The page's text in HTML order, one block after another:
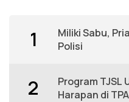
1
Miliki Sabu,
Polisi
2
Program TJSL
Harapan di